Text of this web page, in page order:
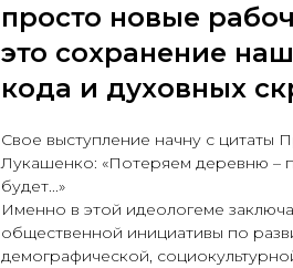
просто новые
это сохранение
кода и духовных
Свое выступление начну с цитаты
Лукашенко: «Потеряем деревню –
будет...»
Именно в этой идеологеме
общественной инициативы по
демографической,